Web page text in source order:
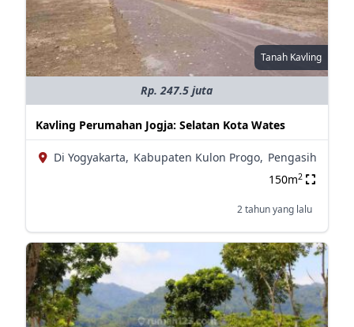
Tanah Kavling
Rp. 247.5 juta
Kavling Perumahan Jogja: Selatan Kota Wates
Di Yogyakarta, Kabupaten Kulon Progo, Pengasih
150m2
2 tahun yang lalu